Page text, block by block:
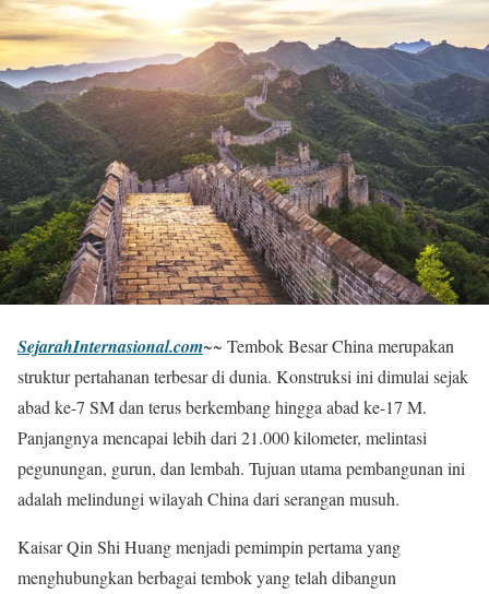
SejarahInternasional.com~~ Tembok Besar China merupakan
struktur pertahanan terbesar di dunia. Konstruksi ini dimulai sejak
abad ke-7 SM dan terus berkembang hingga abad ke-17 M.
Panjangnya mencapai lebih dari 21.000 kilometer, melintasi
pegunungan, gurun, dan lembah. Tujuan utama pembangunan ini
adalah melindungi wilayah China dari serangan musuh.
Kaisar Qin Shi Huang menjadi pemimpin pertama yang
menghubungkan berbagai tembok yang telah dibangun